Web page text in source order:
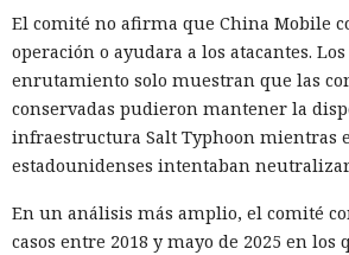
El comité no afirma que China Mobile
operación o ayudara a los atacantes. Los
enrutamiento solo muestran que las
conservadas pudieron mantener la
infraestructura Salt Typhoon mientras
estadounidenses intentaban
En un análisis más amplio, el comité
casos entre 2018 y mayo de 2025 en los